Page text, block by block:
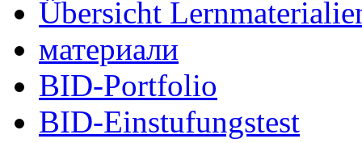
Übersicht
материали
BID-Portfolio
BID-Einstufungstest